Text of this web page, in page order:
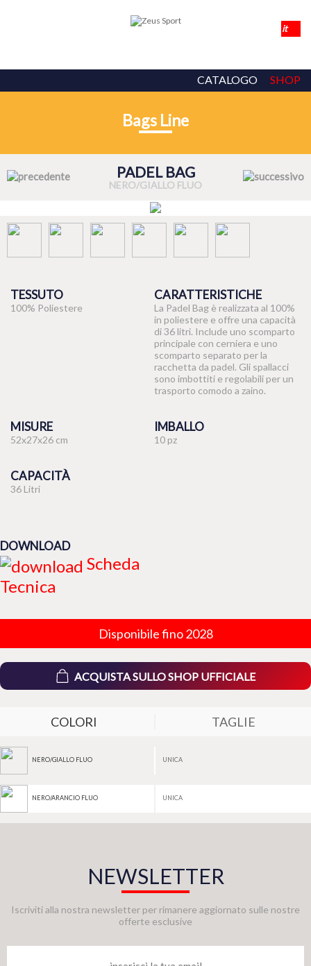
CATALOGO SHOP
Bags Line
PADEL BAG
NERO/GIALLO FLUO
TESSUTO
100% Poliestere
CARATTERISTICHE
La Padel Bag è realizzata al 100%
in poliestere e offre una capacità
di 36 litri. Include uno scomparto
principale con cerniera e uno
scomparto separato per la
racchetta da padel. Gli spallacci
sono imbottiti e regolabili per un
trasporto comodo a zaino.
MISURE
52x27x26 cm
IMBALLO
10 pz
CAPACITÀ
36 Litri
DOWNLOAD
Scheda
Tecnica
Disponibile fino 2028
ACQUISTA SULLO SHOP UFFICIALE
COLORI TAGLIE
NERO/GIALLO FLUO UNICA
NERO/ARANCIO FLUO UNICA
NEWSLETTER
Iscriviti alla nostra newsletter per rimanere aggiornato sulle nostre
offerte esclusive